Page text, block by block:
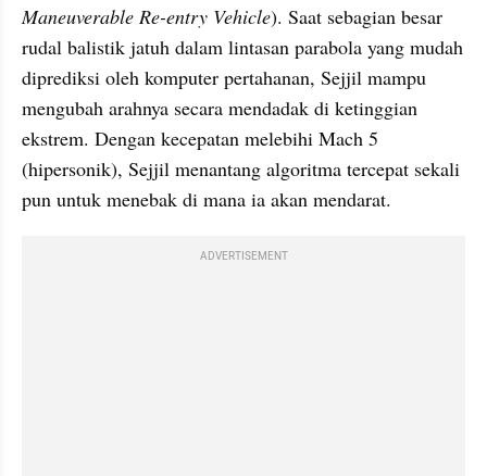
Maneuverable Re-entry Vehicle). Saat sebagian besar
rudal balistik jatuh dalam lintasan parabola yang mudah
diprediksi oleh komputer pertahanan, Sejjil mampu
mengubah arahnya secara mendadak di ketinggian
ekstrem. Dengan kecepatan melebihi Mach 5
(hipersonik), Sejjil menantang algoritma tercepat sekali
pun untuk menebak di mana ia akan mendarat.
ADVERTISEMENT